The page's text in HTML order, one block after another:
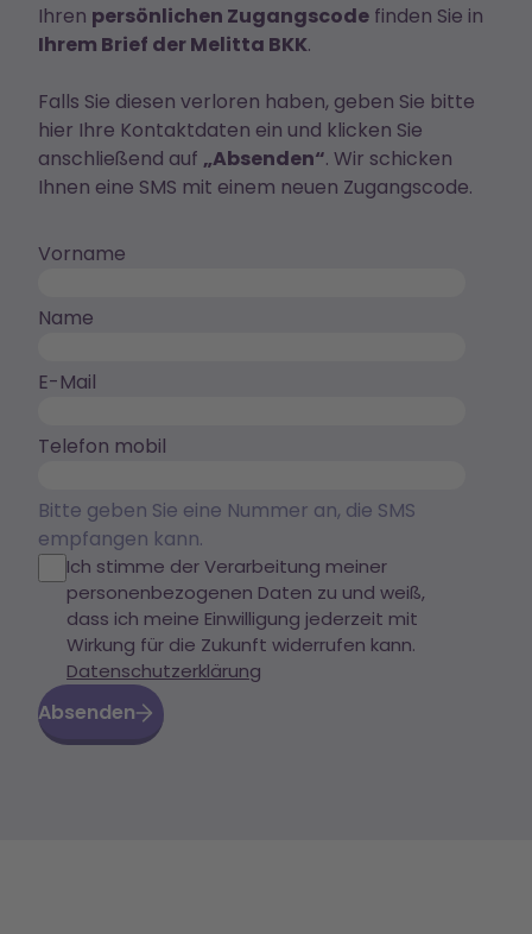
Ihren persönlichen Zugangscode finden Sie in
Ihrem Brief der Melitta BKK.
Falls Sie diesen verloren haben, geben Sie bitte
hier Ihre Kontaktdaten ein und klicken Sie
anschließend auf „Absenden“. Wir schicken
Ihnen eine SMS mit einem neuen Zugangscode.
Vorname
Name
E-Mail
Telefon mobil
Bitte geben Sie eine Nummer an, die SMS
empfangen kann.
Ich stimme der Verarbeitung meiner
personenbezogenen Daten zu und weiß,
dass ich meine Einwilligung jederzeit mit
Wirkung für die Zukunft widerrufen kann.
Datenschutzerklärung
Absenden